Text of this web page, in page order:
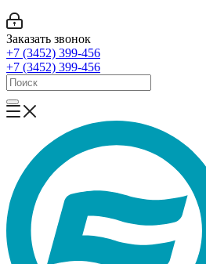
Заказать звонок
+7 (3452) 399-456
+7 (3452) 399-456